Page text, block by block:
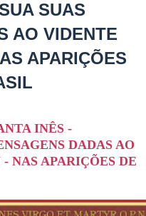
SUAS
AO VIDENTE
APARIÇÕES
INÊS -
DADAS AO
NAS APARIÇÕES DE